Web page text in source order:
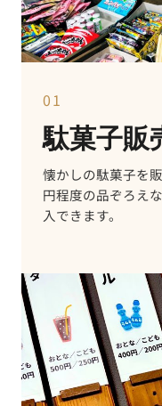
01
駄菓子販
懐かしの駄菓子を
円程度の品ぞろえ
入できます。